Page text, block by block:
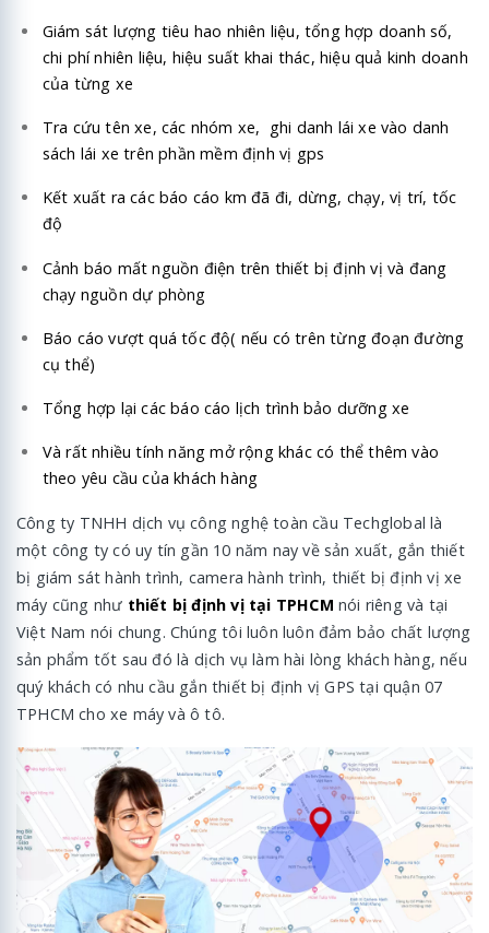
Giám sát lượng tiêu hao nhiên liệu, tổng hợp doanh số,
chi phí nhiên liệu, hiệu suất khai thác, hiệu quả kinh doanh
của từng xe
Tra cứu tên xe, các nhóm xe, ghi danh lái xe vào danh
sách lái xe trên phần mềm định vị gps
Kết xuất ra các báo cáo km đã đi, dừng, chạy, vị trí, tốc
độ
Cảnh báo mất nguồn điện trên thiết bị định vị và đang
chạy nguồn dự phòng
Báo cáo vượt quá tốc độ( nếu có trên từng đoạn đường
cụ thể)
Tổng hợp lại các báo cáo lịch trình bảo dưỡng xe
Và rất nhiều tính năng mở rộng khác có thể thêm vào
theo yêu cầu của khách hàng
Công ty TNHH dịch vụ công nghệ toàn cầu Techglobal là
một công ty có uy tín gần 10 năm nay về sản xuất, gắn thiết
bị giám sát hành trình, camera hành trình, thiết bị định vị xe
máy cũng như thiết bị định vị tại TPHCM nói riêng và tại
Việt Nam nói chung. Chúng tôi luôn luôn đảm bảo chất lượng
sản phẩm tốt sau đó là dịch vụ làm hài lòng khách hàng, nếu
quý khách có nhu cầu gắn thiết bị định vị GPS tại quận 07
TPHCM cho xe máy và ô tô.